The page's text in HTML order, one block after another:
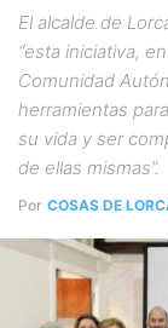
El alcalde de
“esta iniciativa,
Comunidad
herramientas
su vida y ser
de ellas mismas”.
Por COSAS DE